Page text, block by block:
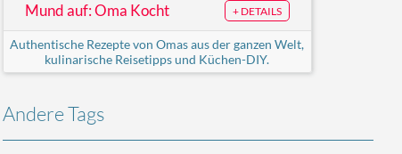
Mund auf: Oma Kocht + DETAILS
Authentische Rezepte von Omas aus der ganzen Welt,
kulinarische Reisetipps und Küchen-DIY.
Andere Tags